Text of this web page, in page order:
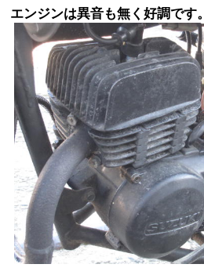
エンジンは異音も無く好調です。